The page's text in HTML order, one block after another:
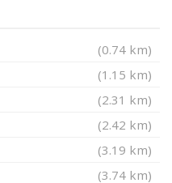
(0.74 km)
(1.15 km)
(2.31 km)
(2.42 km)
(3.19 km)
(3.74 km)